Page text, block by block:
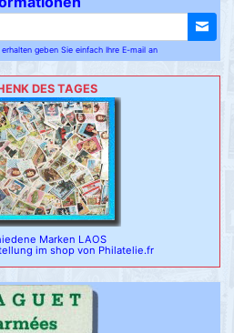
geben Sie einfach Ihre E-mail an
DES TAGES
Marken LAOS
im shop von Philatelie.fr